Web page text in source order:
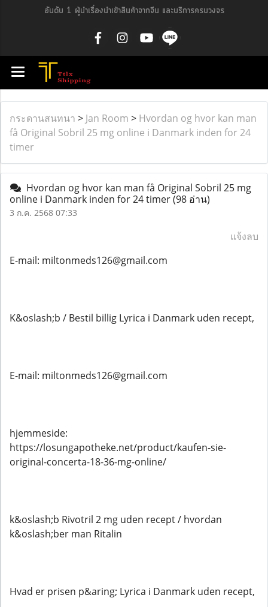
อันดับ 1 ผู้นำเรื่องนำเข้าสินค้าจากจีน และบริการครบวงจร
กระดานสนทนา > Jan Room > Hvordan og hvor kan man
få Original Sobril 25 mg online i Danmark inden for 24
timer
Hvordan og hvor kan man få Original Sobril 25 mg
online i Danmark inden for 24 timer(98 อ่าน)
3 ก.ค. 2568 07:33
แจ้งลบ
E-mail: miltonmeds126@gmail.com
K&oslash;b / Bestil billig Lyrica i Danmark uden recept,
E-mail: miltonmeds126@gmail.com
hjemmeside:
https://losungapotheke.net/product/kaufen-sie-
original-concerta-18-36-mg-online/
k&oslash;b Rivotril 2 mg uden recept / hvordan
k&oslash;ber man Ritalin
Hvad er prisen p&aring; Lyrica i Danmark uden recept,